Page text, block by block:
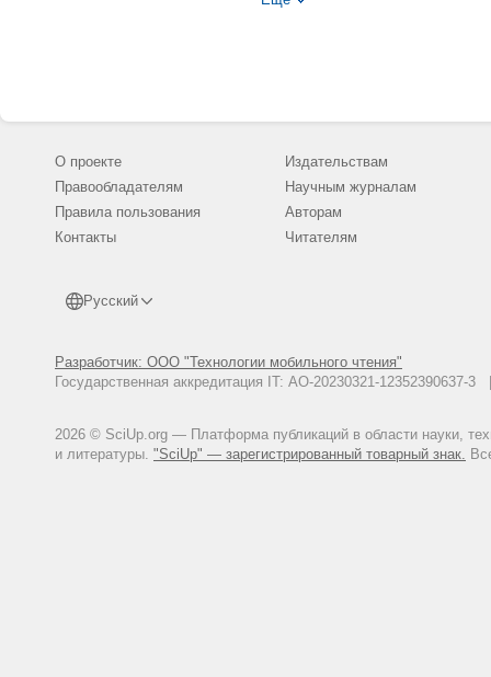
этнография. - С. 110-125
Стефанова Н.К. Кротовская
О проекте
Правообладателям
Правила пользования
Контакты
Русский
Разработчик: ООО "Технологии мобильного чтения"
Государственная аккредитация IT: АО-20230321-
2026 © SciUp.org — Платформа публикаций в области науки,
и литературы. "SciUp" — зарегистрированный товарный знак.
Издательствам
Научным журналам
Авторам
Читателям